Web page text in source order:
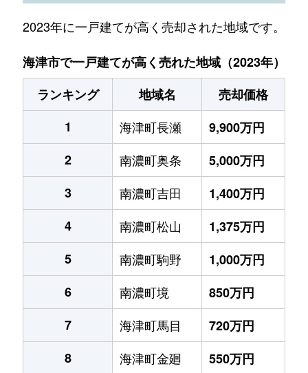
2023年に一戸建てが高く売却された地域です。
海津市で一戸建てが高く売れた地域（2023年）
ランキング
地域名
売却価格
1
海津町長瀬
9,900万円
2
南濃町奥条
5,000万円
3
南濃町吉田
1,400万円
4
南濃町松山
1,375万円
5
南濃町駒野
1,000万円
6
南濃町境
850万円
7
海津町馬目
720万円
8
海津町金廻
550万円